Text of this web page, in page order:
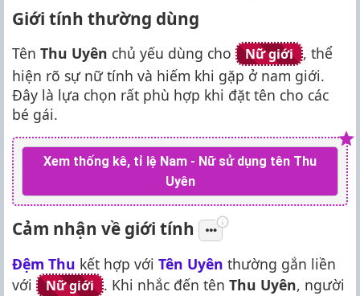
Giới tính thường dùng
Tên Thu Uyên chủ yếu dùng cho Nữ giới , thể
hiện rõ sự nữ tính và hiếm khi gặp ở nam giới.
Đây là lựa chọn rất phù hợp khi đặt tên cho các
bé gái.
Xem thống kê, tỉ lệ Nam - Nữ sử dụng tên Thu
Uyên
Cảm nhận về giới tính
Đệm Thu kết hợp với Tên Uyên thường gắn liền
với
Nữ giới . Khi nhắc đến tên Thu Uyên, người